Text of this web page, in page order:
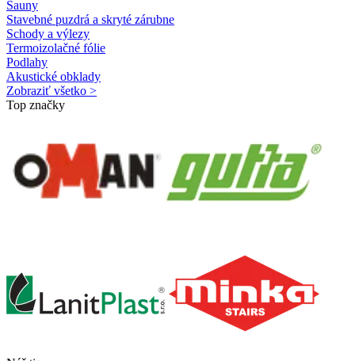
Sauny
Stavebné puzdrá a skryté zárubne
Schody a výlezy
Termoizolačné fólie
Podlahy
Akustické obklady
Zobraziť všetko >
Top značky